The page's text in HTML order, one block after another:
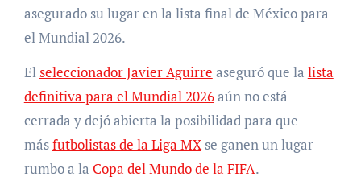
asegurado su lugar en la lista final de México para
el Mundial 2026.
Elseleccionador Javier Aguirre aseguró que la lista
definitiva para el Mundial 2026aún no está
cerrada y dejó abierta la posibilidad para que
másfutbolistas de la Liga MXse ganen un lugar
rumbo a la Copa del Mundo de la FIFA.